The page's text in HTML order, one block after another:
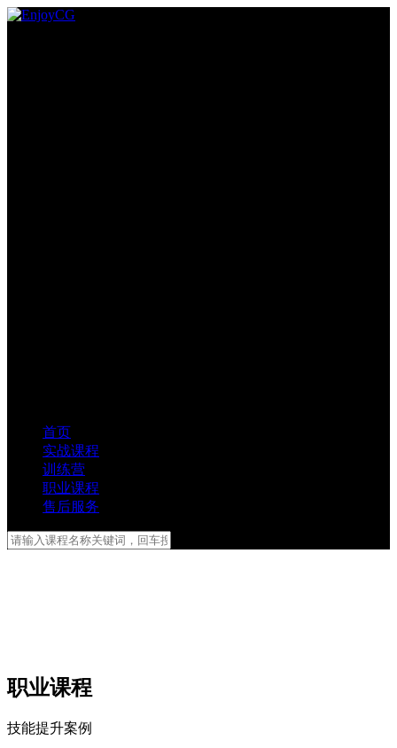
首页
实战课程
训练营
职业课程
售后服务
职业课程
技能提升案例